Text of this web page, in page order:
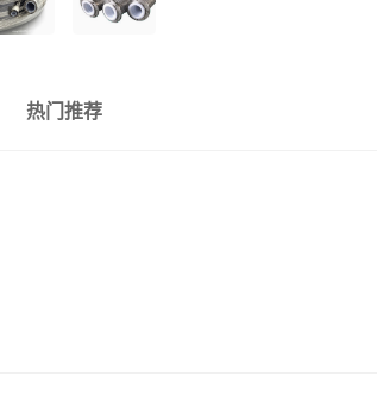
热门推荐